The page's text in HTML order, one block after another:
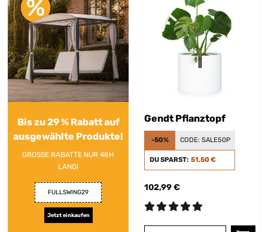
Bis zu 29 % Rabatt auf
ausgewählte Produkte!
GROSSE RABATTE NUR 48H
LANG!
FULLSWING29
Jetzt einkaufen
Gendt Pflanztopf
-50% CODE: SALE50P
DU SPARST: 51,50 €
102,99 €